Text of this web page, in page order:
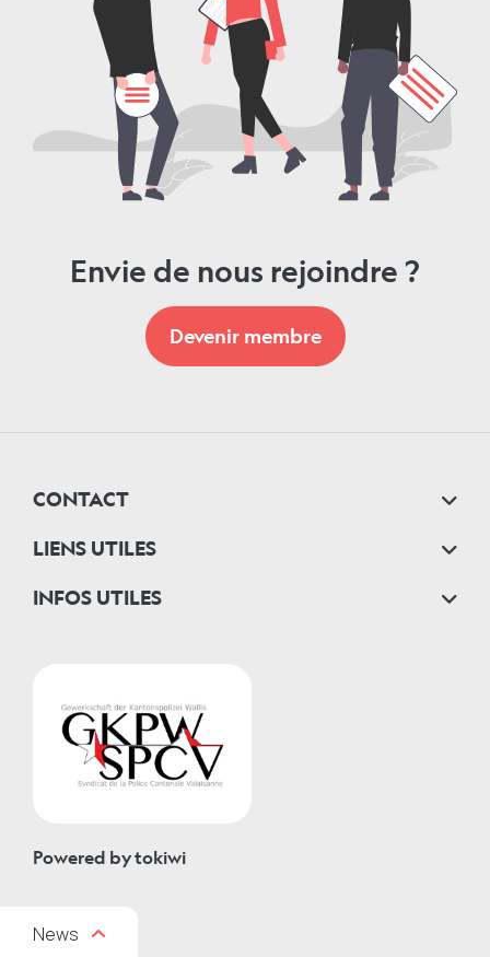
News
Envie de nous rejoindre ?
Devenir membre
CONTACT
LIENS UTILES
INFOS UTILES
Powered bytokiwi